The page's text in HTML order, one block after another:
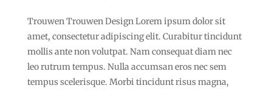
Trouwen Trouwen Design Lorem ipsum dolor sit
amet, consectetur adipiscing elit. Curabitur tincidunt
mollis ante non volutpat. Nam consequat diam nec
leo rutrum tempus. Nulla accumsan eros nec sem
tempus scelerisque. Morbi tincidunt risus magna,